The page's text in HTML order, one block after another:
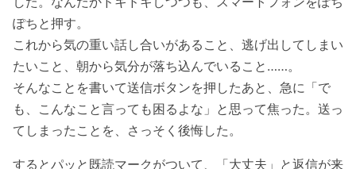
ぽちと押す。
これから気の重い話し合いがあること、逃げ出してしまい
たいこと、朝から気分が落ち込んでいること……。
そんなことを書いて送信ボタンを押したあと、急に「で
も、こんなこと言っても困るよな」と思って焦った。送っ
てしまったことを、さっそく後悔した。
するとパッと既読マークがついて、「大丈夫」と返信が来